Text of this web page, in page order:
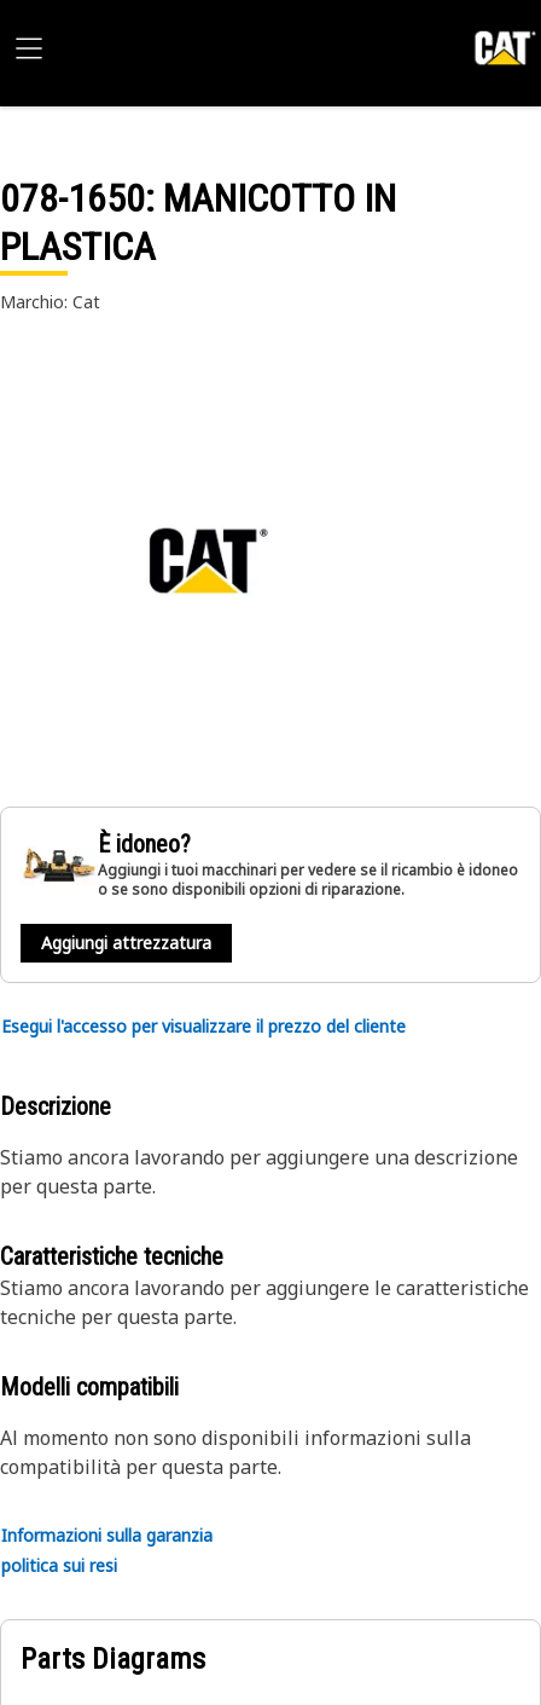
078-1650: MANICOTTO IN
PLASTICA
Marchio: Cat
È idoneo?
Aggiungi i tuoi macchinari per vedere se il ricambio è idoneo
o se sono disponibili opzioni di riparazione.
Aggiungi attrezzatura
Esegui l'accesso per visualizzare il prezzo del cliente
Descrizione
Stiamo ancora lavorando per aggiungere una descrizione
per questa parte.
Caratteristiche tecniche
Stiamo ancora lavorando per aggiungere le caratteristiche
tecniche per questa parte.
Modelli compatibili
Al momento non sono disponibili informazioni sulla
compatibilità per questa parte.
Informazioni sulla garanzia
politica sui resi
Parts Diagrams